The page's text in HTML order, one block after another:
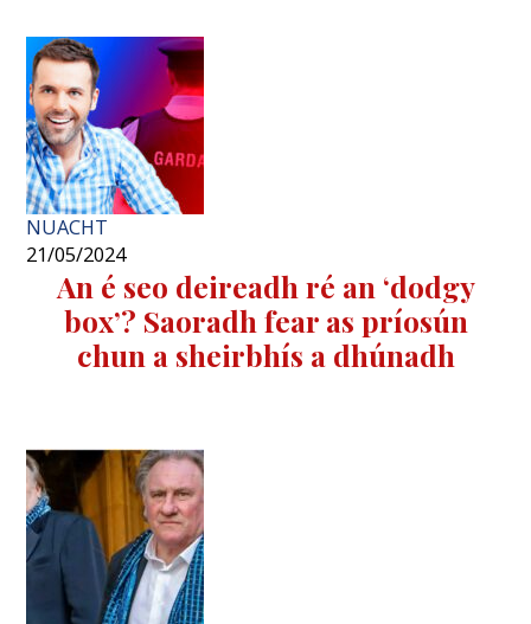
NUACHT
21/05/2024
An é seo deireadh ré an ‘dodgy
box’? Saoradh fear as príosún
chun a sheirbhís a dhúnadh